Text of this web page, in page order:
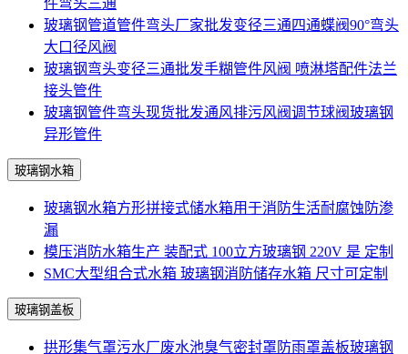
件弯头三通
玻璃钢管道管件弯头厂家批发变径三通四通蝶阀90°弯头
大口径风阀
玻璃钢弯头变径三通批发手糊管件风阀 喷淋塔配件法兰
接头管件
玻璃钢管件弯头现货批发通风排污风阀调节球阀玻璃钢
异形管件
玻璃钢水箱
玻璃钢水箱方形拼接式储水箱用于消防生活耐腐蚀防渗
漏
模压消防水箱生产 装配式 100立方玻璃钢 220V 是 定制
SMC大型组合式水箱 玻璃钢消防储存水箱 尺寸可定制
玻璃钢盖板
拱形集气罩污水厂废水池臭气密封罩防雨罩盖板玻璃钢